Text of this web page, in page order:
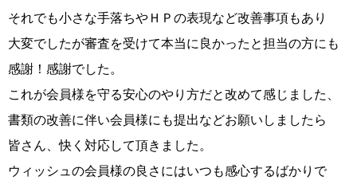
お問い合わせ
それでも小さな手落ちやＨＰの表現など改善事項もあり
大変でしたが審査を受けて本当に良かったと担当の方にも
感謝！感謝でした。
これが会員様を守る安心のやり方だと改めて感じました、
書類の改善に伴い会員様にも提出などお願いしましたら
皆さん、快く対応して頂きました。
ウィッシュの会員様の良さにはいつも感心するばかりで